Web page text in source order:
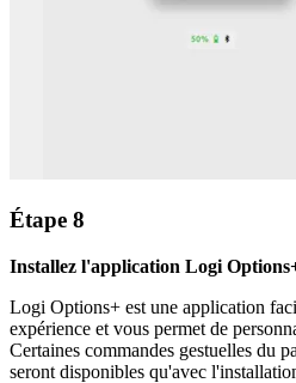
Étape 8
Installez l'application Logi
Logi Options+ est une application
expérience et vous permet de
Certaines commandes gestuelles du
seront disponibles qu'avec